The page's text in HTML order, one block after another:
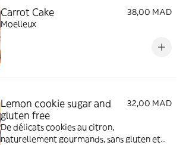
Carrot Cake
38,00 MAD
Moelleux
Lemon cookie sugar and
gluten free
32,00 MAD
De délicats cookies au citron,
naturellement gourmands, sans gluten et